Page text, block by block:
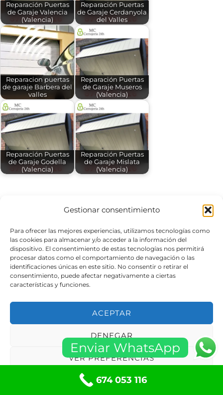
Gestionar consentimiento
Para ofrecer las mejores experiencias, utilizamos tecnologías como
las cookies para almacenar y/o acceder a la información del
dispositivo. El consentimiento de estas tecnologías nos permitirá
procesar datos como el comportamiento de navegación o las
identificaciones únicas en este sitio. No consentir o retirar el
consentimiento, puede afectar negativamente a ciertas
características y funciones.
ACEPTAR
DENEGAR
VER PREFERENCIAS
Política de cookiesPolíticas de privacidad
Reparación Puertas
de Garaje Valencia
(Valencia)
Reparación Puertas
de Garaje Cerdanyola
del Valles
Reparacion puertas
de garaje Barbera del
valles
Reparación Puertas
de Garaje Museros
(Valencia)
Reparación Puertas
de Garaje Godella
(Valencia)
Reparación Puertas
de Garaje Mislata
(Valencia)
Entrada siguiente
Informaciones
Política de Cookies
Términos y condiciones
Condiciones de Compra
Política de cookies (UE)
Contacte con Nosotros
Enviar WhatsApp
674 053 116